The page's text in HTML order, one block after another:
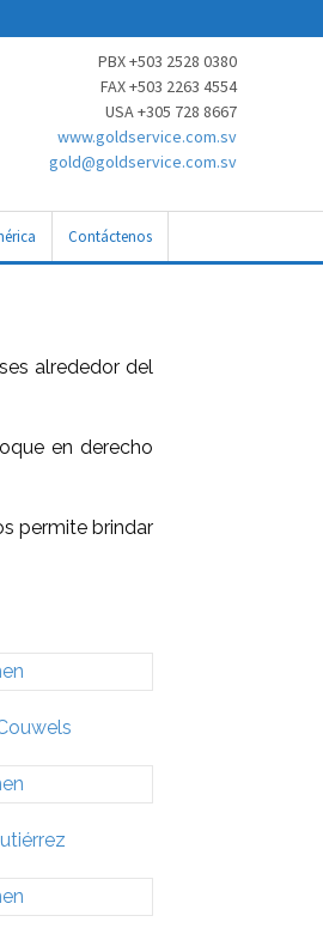
PBX +503 2528 0380
FAX +503 2263 4554
USA +305 728 8667
www.goldservice.com.sv
gold@goldservice.com.sv
Contáctenos
alrededor del
en derecho
permite brindar